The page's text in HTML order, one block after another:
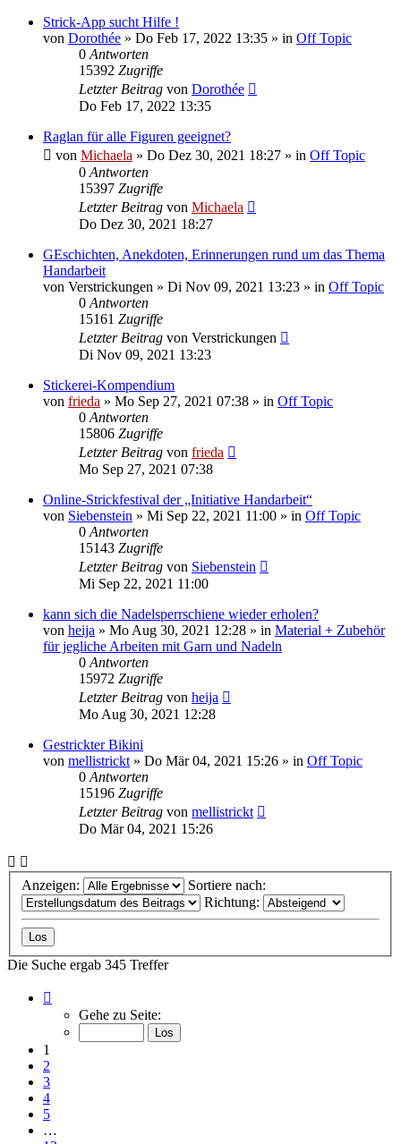
Strick-App sucht Hilfe !
von Dorothée » Do Feb 17, 2022 13:35 » in Off Topic
0 Antworten
15392 Zugriffe
Letzter Beitrag von Dorothée
Do Feb 17, 2022 13:35
Raglan für alle Figuren geeignet?
von Michaela » Do Dez 30, 2021 18:27 » in Off Topic
0 Antworten
15397 Zugriffe
Letzter Beitrag von Michaela
Do Dez 30, 2021 18:27
GEschichten, Anekdoten, Erinnerungen rund um das Thema
Handarbeit
von Verstrickungen » Di Nov 09, 2021 13:23 » in Off Topic
0 Antworten
15161 Zugriffe
Letzter Beitrag von Verstrickungen
Di Nov 09, 2021 13:23
Stickerei-Kompendium
von frieda » Mo Sep 27, 2021 07:38 » in Off Topic
0 Antworten
15806 Zugriffe
Letzter Beitrag von frieda
Mo Sep 27, 2021 07:38
Online-Strickfestival der „Initiative Handarbeit“
von Siebenstein » Mi Sep 22, 2021 11:00 » in Off Topic
0 Antworten
15143 Zugriffe
Letzter Beitrag von Siebenstein
Mi Sep 22, 2021 11:00
kann sich die Nadelsperrschiene wieder erholen?
von heija » Mo Aug 30, 2021 12:28 » in Material + Zubehör
für jegliche Arbeiten mit Garn und Nadeln
0 Antworten
15972 Zugriffe
Letzter Beitrag von heija
Mo Aug 30, 2021 12:28
Gestrickter Bikini
von mellistrickt » Do Mär 04, 2021 15:26 » in Off Topic
0 Antworten
15196 Zugriffe
Letzter Beitrag von mellistrickt
Do Mär 04, 2021 15:26
Anzeigen:
Sortiere nach:
Richtung:
Die Suche ergab 345 Treffer
von
Gehe zu Seite:
1
2
3
4
5
…